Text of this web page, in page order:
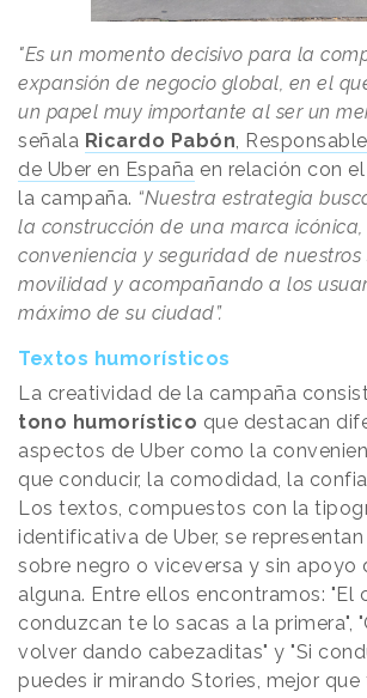
"Es un momento decisivo para la
expansión de negocio global, en el
un papel muy importante al ser un
señala Ricardo Pabón,
de Uber en España en relación con
la campaña. “Nuestra estrategia
la construcción de una marca
conveniencia y seguridad de nuestros
movilidad y acompañando a los
máximo de su ciudad”.
Textos humorísticos
La creatividad de la campaña
tono humorístico que destacan
aspectos de Uber como la
que conducir, la comodidad, la
Los textos, compuestos con la
identificativa de Uber, se
sobre negro o viceversa y sin apoyo
alguna. Entre ellos encontramos: "El
conduzcan te lo sacas a la primera",
volver dando cabezaditas" y "Si
puedes ir mirando Stories, mejor que